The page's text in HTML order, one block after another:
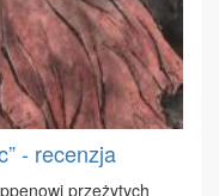
- recenzja
prze­ży­tych